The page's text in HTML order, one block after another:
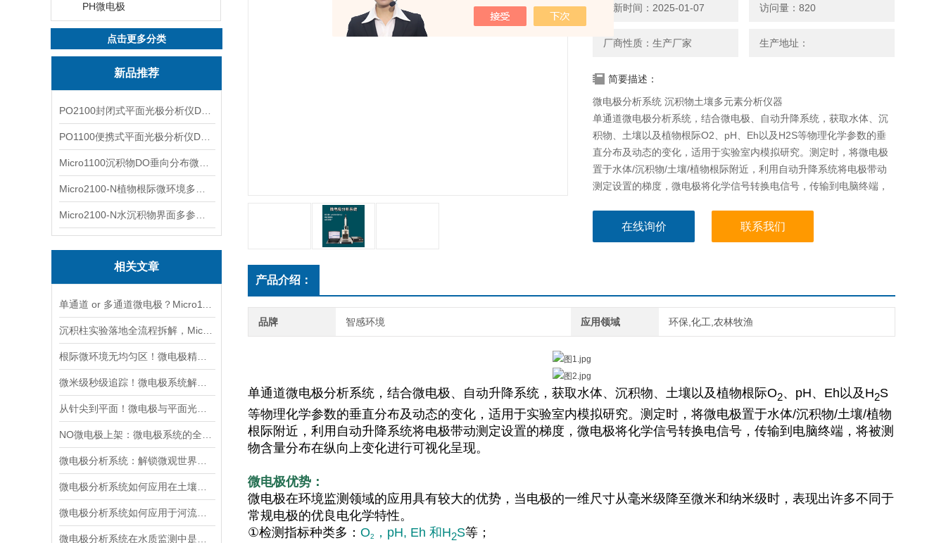
PH微电极
点击更多分类
新品推荐
相关文章
更新时间：2025-01-07 访问量：820
厂商性质：生产厂家 生产地址：
简要描述：
微电极分析系统 沉积物土壤多元素分析仪器
单通道微电极分析系统，结合微电极、自动升降系统，获取水体、沉
积物、土壤以及植物根际O2、pH、Eh以及H2S等物理化学参数的垂
直分布及动态的变化，适用于实验室内模拟研究。测定时，将微电极
置于水体/沉积物/土壤/植物根际附近，利用自动升降系统将电极带动
测定设置的梯度，微电极将化学信号转换电信号，传输到电脑终端，
在线询价 联系我们
产品介绍：
品牌 智感环境 应用领域 环保,化工,农林牧渔
单通道微电极分析系统，结合微电极、自动升降系统，获取水体、沉积物、土壤以及植物根际O2、pH、Eh以及H2S
等物理化学参数的垂直分布及动态的变化，适用于实验室内模拟研究。测定时，将微电极置于水体/沉积物/土壤/植物
根际附近，利用自动升降系统将电极带动测定设置的梯度，微电极将化学信号转换电信号，传输到电脑终端，将被测
物含量分布在纵向上变化进行可视化呈现。
微电极优势：
微电极在环境监测领域的应用具有较大的优势，当电极的一维尺寸从毫米级降至微米和纳米级时，表现出许多不同于
常规电极的优良电化学特性。
①检测指标种类多： O2 ，pH, Eh 和H2S等；